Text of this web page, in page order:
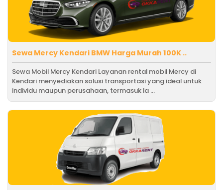
Sewa Mercy Kendari BMW Harga Murah 100K ..
Sewa Mobil Mercy Kendari Layanan rental mobil Mercy di
Kendari menyediakan solusi transportasi yang ideal untuk
individu maupun perusahaan, termasuk la ...